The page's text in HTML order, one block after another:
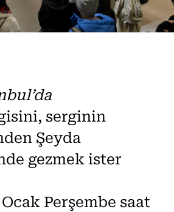
serginin
Şeyda
gezmek ister
Perşembe saat